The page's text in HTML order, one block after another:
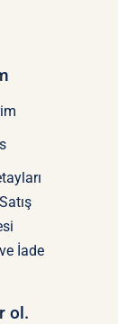
İade
ol.